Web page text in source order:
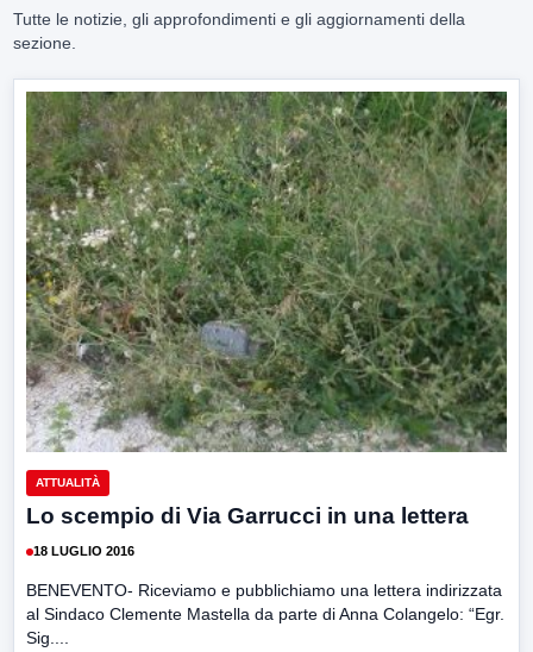
Tutte le notizie, gli approfondimenti e gli aggiornamenti della
sezione.
ATTUALITÀ
Lo scempio di Via Garrucci in una lettera
18 LUGLIO 2016
BENEVENTO- Riceviamo e pubblichiamo una lettera indirizzata
al Sindaco Clemente Mastella da parte di Anna Colangelo: “Egr.
Sig....